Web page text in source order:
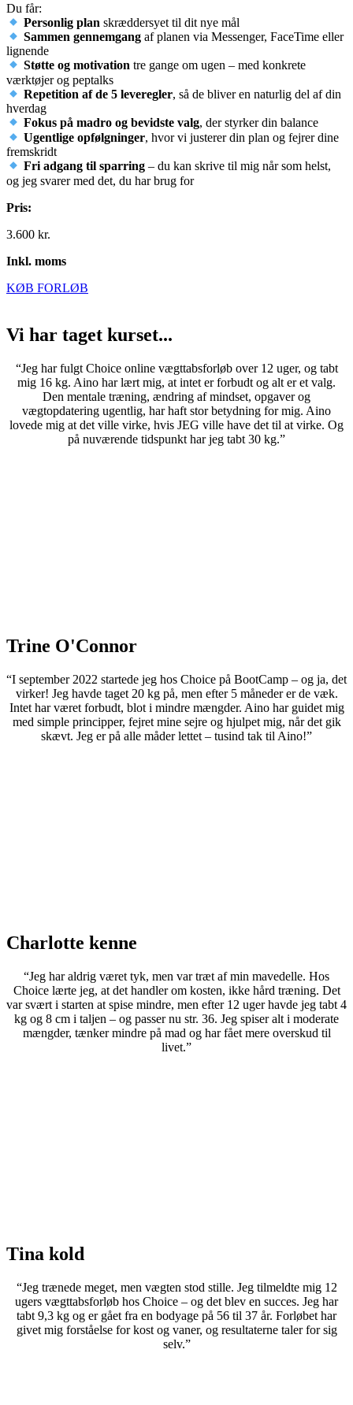
Du får:
Personlig plan skræddersyet til dit nye mål
Sammen gennemgang af planen via Messenger, FaceTime eller
lignende
Støtte og motivation tre gange om ugen – med konkrete
værktøjer og peptalks
Repetition af de 5 leveregler, så de bliver en naturlig del af din
hverdag
Fokus på madro og bevidste valg, der styrker din balance
Ugentlige opfølgninger, hvor vi justerer din plan og fejrer dine
fremskridt
Fri adgang til sparring – du kan skrive til mig når som helst,
og jeg svarer med det, du har brug for
Pris:
3.600 kr.
Inkl. moms
KØB FORLØB
Vi har taget kurset...
“Jeg har fulgt Choice online vægttabsforløb over 12 uger, og tabt
mig 16 kg. Aino har lært mig, at intet er forbudt og alt er et valg.
Den mentale træning, ændring af mindset, opgaver og
vægtopdatering ugentlig, har haft stor betydning for mig. Aino
lovede mig at det ville virke, hvis JEG ville have det til at virke. Og
på nuværende tidspunkt har jeg tabt 30 kg.”
Trine O'Connor
“I september 2022 startede jeg hos Choice på BootCamp – og ja, det
virker! Jeg havde taget 20 kg på, men efter 5 måneder er de væk.
Intet har været forbudt, blot i mindre mængder. Aino har guidet mig
med simple principper, fejret mine sejre og hjulpet mig, når det gik
skævt. Jeg er på alle måder lettet – tusind tak til Aino!”
Charlotte kenne
“Jeg har aldrig været tyk, men var træt af min mavedelle. Hos
Choice lærte jeg, at det handler om kosten, ikke hård træning. Det
var svært i starten at spise mindre, men efter 12 uger havde jeg tabt 4
kg og 8 cm i taljen – og passer nu str. 36. Jeg spiser alt i moderate
mængder, tænker mindre på mad og har fået mere overskud til
livet.”
Tina kold
“Jeg trænede meget, men vægten stod stille. Jeg tilmeldte mig 12
ugers vægttabsforløb hos Choice – og det blev en succes. Jeg har
tabt 9,3 kg og er gået fra en bodyage på 56 til 37 år. Forløbet har
givet mig forståelse for kost og vaner, og resultaterne taler for sig
selv.”